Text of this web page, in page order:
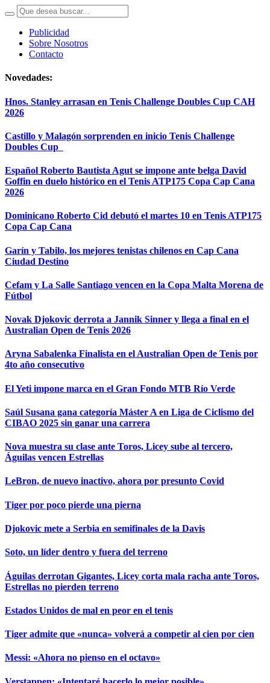
Publicidad
Sobre Nosotros
Contacto
Novedades:
Hnos. Stanley arrasan en Tenis Challenge Doubles Cup CAH
2026
Castillo y Malagón sorprenden en inicio Tenis Challenge
Doubles Cup
Español Roberto Bautista Agut se impone ante belga David
Goffin en duelo histórico en el Tenis ATP175 Copa Cap Cana
2026
Dominicano Roberto Cid debutó el martes 10 en Tenis ATP175
Copa Cap Cana
Garín y Tabilo, los mejores tenistas chilenos en Cap Cana
Ciudad Destino
Cefam y La Salle Santiago vencen en la Copa Malta Morena de
Fútbol
Novak Djokovic derrota a Jannik Sinner y llega a final en el
Australian Open de Tenis 2026
Aryna Sabalenka Finalista en el Australian Open de Tenis por
4to año consecutivo
El Yeti impone marca en el Gran Fondo MTB Río Verde
Saúl Susana gana categoría Máster A en Liga de Ciclismo del
CIBAO 2025 sin ganar una carrera
Nova muestra su clase ante Toros, Licey sube al tercero,
Águilas vencen Estrellas
LeBron, de nuevo inactivo, ahora por presunto Covid
Tiger por poco pierde una pierna
Djokovic mete a Serbia en semifinales de la Davis
Soto, un líder dentro y fuera del terreno
Águilas derrotan Gigantes, Licey corta mala racha ante Toros,
Estrellas no pierden terreno
Estados Unidos de mal en peor en el tenis
Tiger admite que «nunca» volverá a competir al cien por cien
Messi: «Ahora no pienso en el octavo»